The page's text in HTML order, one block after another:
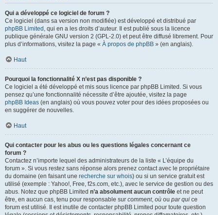
Qui a développé ce logiciel de forum ?
Ce logiciel (dans sa version non modifiée) est développé et distribué par
phpBB Limited , qui en a les droits d’auteur. Il est publié sous la licence
publique générale GNU version 2 (GPL-2.0) et peut être diffusé librement. Pour
plus d’informations, visitez la page « À propos de phpBB » (en anglais).
Haut
Pourquoi la fonctionnalité X n’est pas disponible ?
Ce logiciel a été développé et mis sous licence par phpBB Limited. Si vous
pensez qu’une fonctionnalité nécessite d’être ajoutée, visitez la page
phpBB Ideas (en anglais) où vous pouvez voter pour des idées proposées ou
en suggérer de nouvelles.
Haut
Qui contacter pour les abus ou les questions légales concernant ce
forum ?
Contactez n’importe lequel des administrateurs de la liste « L’équipe du
forum ». Si vous restez sans réponse alors prenez contact avec le propriétaire
du domaine (en faisant une recherche sur whois) ou si un service gratuit est
utilisé (exemple : Yahoo!, Free, f2s.com, etc.), avec le service de gestion ou des
abus. Notez que phpBB Limited n’a absolument aucun contrôle et ne peut
être, en aucun cas, tenu pour responsable sur comment, où ou par qui ce
forum est utilisé. Il est inutile de contacter phpBB Limited pour toute question